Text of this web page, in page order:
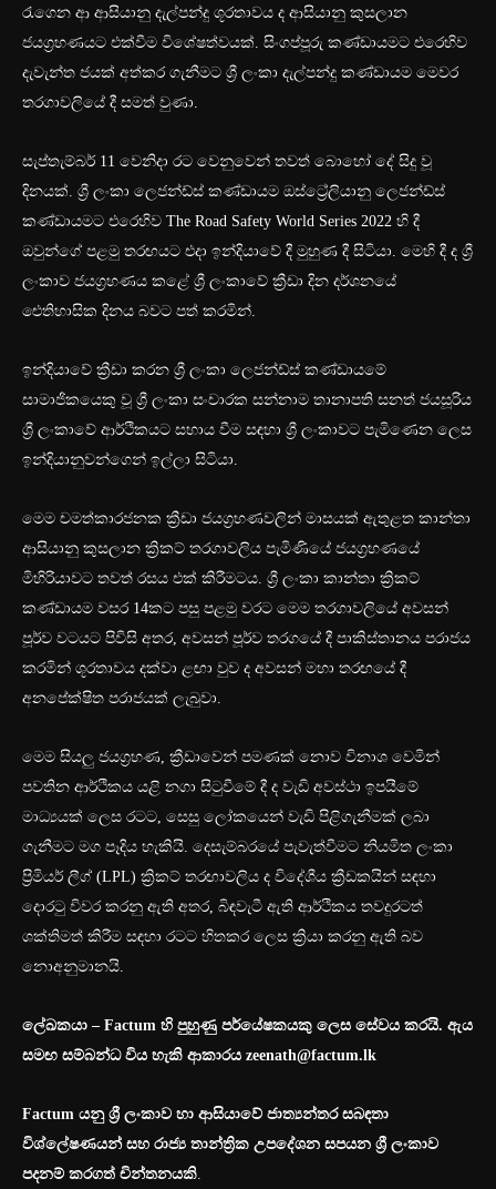
රැගෙන ආ ආසියානු දැල්පන්දු ශූරතාවය ද ආසියානු කුසලාන
ජයග්‍රහණයට එක්වීම විශේෂත්වයක්. සිංගප්පූරු කණ්ඩායමට එරෙහිව
දැවැන්ත ජයක් අත්කර ගැනීමට ශ්‍රී ලංකා දැල්පන්දු කණ්ඩායම මෙවර
තරගාවලියේ දී සමත් වුණා.
සැප්තැම්බර් 11 වෙනිදා රට වෙනුවෙන් තවත් බොහෝ දේ සිදු වූ
දිනයක්. ශ්‍රී ලංකා ලෙජන්ඩ්ස් කණ්ඩායම ඔස්ට්‍රේලියානු ලෙජන්ඩ්ස්
කණ්ඩායමට එරෙහිව The Road Safety World Series 2022 හි දී
ඔවුන්ගේ පළමු තරඟයට එදා ඉන්දියාවේ දී මුහුණ දී සිටියා. මෙහි දී ද ශ්‍රී
ලංකාව ජයග්‍රහණය කළේ ශ්‍රී ලංකාවේ ක්‍රීඩා දින දර්ශනයේ
ඓතිහාසික දිනය බවට පත් කරමින්.
ඉන්දියාවේ ක්‍රීඩා කරන ශ්‍රී ලංකා ලෙජන්ඩ්ස් කණ්ඩායමේ
සාමාජිකයෙකු වූ ශ්‍රී ලංකා සංචාරක සන්නාම තානාපති සනත් ජයසූරිය
ශ්‍රී ලංකාවේ ආර්ථිකයට සහාය වීම සඳහා ශ්‍රී ලංකාවට පැමිණෙන ලෙස
ඉන්දියානුවන්ගෙන් ඉල්ලා සිටියා.
මෙම චමත්කාරජනක ක්‍රීඩා ජයග්‍රහණවලින් මාසයක් ඇතුළත කාන්තා
ආසියානු කුසලාන ක්‍රිකට් තරගාවලිය පැමිණියේ ජයග්‍රහණයේ
මිහිරියාවට තවත් රසය එක් කිරීමටය. ශ්‍රී ලංකා කාන්තා ක්‍රිකට්
කණ්ඩායම වසර 14කට පසු පළමු වරට මෙම තරගාවලියේ අවසන්
පූර්ව වටයට පිවිසි අතර, අවසන් පූර්ව තරගයේ දී පාකිස්තානය පරාජය
කරමින් ශූරතාවය දක්වා ළඟා වුව ද අවසන් මහා තරඟයේ දී
අනපේක්ෂිත පරාජයක් ලැබුවා.
මෙම සියලු ජයග්‍රහණ, ක්‍රීඩාවෙන් පමණක් නොව විනාශ වෙමින්
පවතින ආර්ථිකය යළි නගා සිටුවීමේ දී ද වැඩි අවස්ථා ඉපයීමේ
මාධ්‍යයක් ලෙස රටට, සෙසු ලෝකයෙන් වැඩි පිළිගැනීමක් ලබා
ගැනීමට මග පෑදිය හැකියි. දෙසැම්බරයේ පැවැත්වීමට නියමිත ලංකා
ප්‍රිමියර් ලීග් (LPL) ක්‍රිකට් තරඟාවලිය ද විදේශීය ක්‍රීඩකයින් සඳහා
දොරටු විවර කරනු ඇති අතර, බිඳවැටී ඇති ආර්ථිකය තවදුරටත්
ශක්තිමත් කිරීම සඳහා රටට හිතකර ලෙස ක්‍රියා කරනු ඇති බව
‍නොඅනුමානයි.
ලේඛකයා – Factum හි පුහුණු පර්යේෂකයකු ලෙස සේවය කරයි. ඇය
සමඟ සම්බන්ධ විය හැකි ආකාරය zeenath@factum.lk
Factum යනු ශ්‍රී ලංකාව හා ආසියාවේ ජාත්‍යන්තර සබඳතා
විශ්ලේෂණයන් සහ රාජ්‍ය තාන්ත්‍රික උපදේශන සපයන ශ්‍රී ලංකාව
පදනම් කරගත් චින්තනයකි